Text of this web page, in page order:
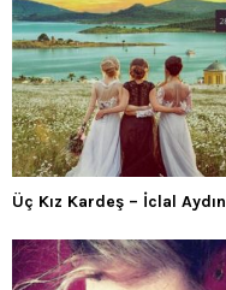
Üç Kız Kardeş – İclal Aydın